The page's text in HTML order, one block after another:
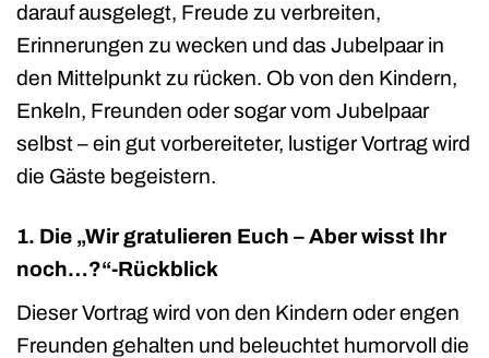
darauf ausgelegt, Freude zu verbreiten,
Erinnerungen zu wecken und das Jubelpaar in
den Mittelpunkt zu rücken. Ob von den Kindern,
Enkeln, Freunden oder sogar vom Jubelpaar
selbst – ein gut vorbereiteter, lustiger Vortrag wird
die Gäste begeistern.
1. Die „Wir gratulieren Euch – Aber wisst Ihr
noch…?“-Rückblick
Dieser Vortrag wird von den Kindern oder engen
Freunden gehalten und beleuchtet humorvoll die